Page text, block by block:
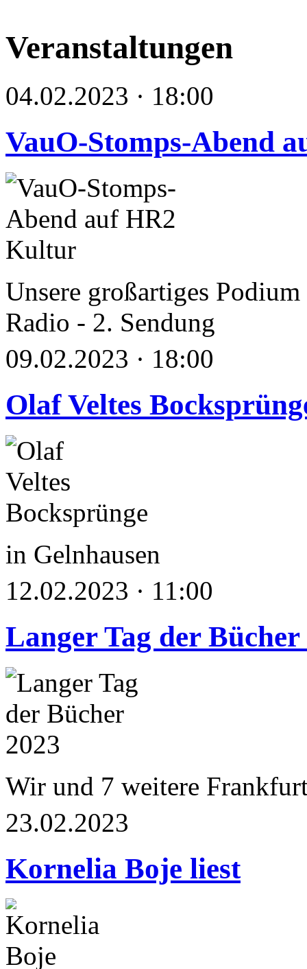
Veranstaltungen
04.02.2023 · 18:00
VauO-Stomps-Abend
Unsere großartiges
Radio - 2. Sendung
09.02.2023 · 18:00
Olaf Veltes
in Gelnhausen
12.02.2023 · 11:00
Langer Tag der Bücher
Wir und 7 weitere
23.02.2023
Kornelia Boje liest